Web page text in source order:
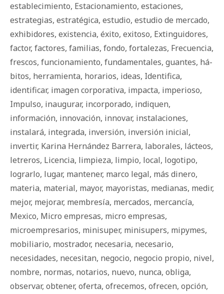
establecimiento, Estacionamiento, estaciones,
estrategias, estratégica, estudio, estudio de mercado,
exhibidores, existencia, éxito, exitoso, Extinguidores,
factor, factores, familias, fondo, fortalezas, Frecuencia,
frescos, funcionamiento, fundamentales, guantes, há­
bi­tos, herramienta, horarios, ideas, Identifica,
identificar, imagen corporativa, impacta, imperioso,
Impulso, inaugurar, incorporado, indiquen,
información, innovación, innovar, instalaciones,
instalará, integrada, inversión, inversión inicial,
invertir, Karina Hernández Barrera, laborales, lácteos,
letreros, Licencia, limpieza, limpio, local, logotipo,
lograrlo, lugar, mantener, marco legal, más dinero,
materia, material, mayor, mayoristas, medianas, medir,
mejor, mejorar, membresía, mercados, mercancía,
Mexico, Micro empresas, micro empresas,
microempresarios, minisuper, minisupers, mipymes,
mobiliario, mostrador, necesaria, necesario,
necesidades, necesitan, negocio, negocio propio, nivel,
nombre, normas, notarios, nuevo, nunca, obliga,
observar, obtener, oferta, ofrecemos, ofrecen, opción,